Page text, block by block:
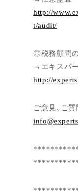
http://
t/audit/
◎税務顧問
→エキスパ
http://
ご意見、ご